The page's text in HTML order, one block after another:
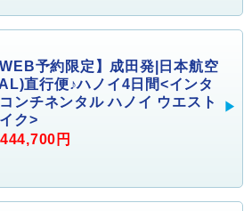
WEB予約限定】成田発|日本航空
直行便♪ハノイ4日間<インタ
ンチネンタル ハノイ ウエスト
ク>
円